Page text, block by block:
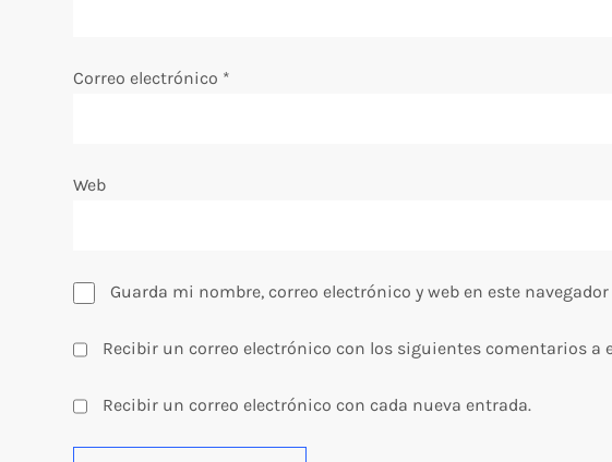
a
a
s
Correo electrónico *
Web
Guarda mi nombre, correo electrónico y web en este
Recibir un correo electrónico con los siguientes comentarios a
Recibir un correo electrónico con cada nueva entrada.